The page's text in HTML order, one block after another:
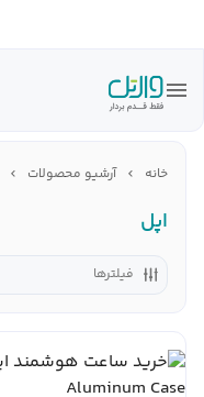
خانه آرشیو محصولات
اپل
فیلترها